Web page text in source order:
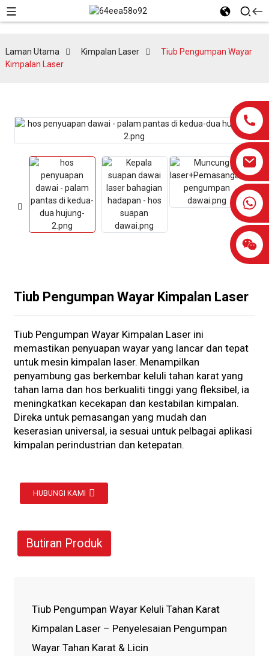
0086-13959638906
Laman Utama Kimpalan Laser
Tiub Pengumpan Wayar
Kimpalan Laser
Tiub Pengumpan Wayar Kimpalan Laser
Tiub Pengumpan Wayar Kimpalan Laser ini
memastikan penyuapan wayar yang lancar dan tepat
untuk mesin kimpalan laser. Menampilkan
penyambung gas berkembar keluli tahan karat yang
tahan lama dan hos berkualiti tinggi yang fleksibel, ia
meningkatkan kecekapan dan kestabilan kimpalan.
Direka untuk pemasangan yang mudah dan
keserasian universal, ia sesuai untuk pelbagai aplikasi
kimpalan perindustrian dan ketepatan.
HUBUNGI KAMI
Butiran Produk
Tiub Pengumpan Wayar Keluli Tahan Karat
Kimpalan Laser – Penyelesaian Pengumpan
Wayar Tahan Karat & Licin